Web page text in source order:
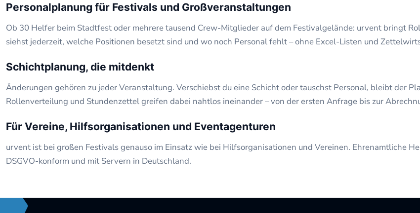
Personalplanung für Festivals und Großveranstaltungen
Ob 30 Helfer beim Stadtfest oder mehrere tausend Crew-Mitglieder auf dem Festivalgelände: urvent bringt
siehst jederzeit, welche Positionen besetzt sind und wo noch Personal fehlt – ohne Excel-Listen und
Schichtplanung, die mitdenkt
Änderungen gehören zu jeder Veranstaltung. Verschiebst du eine Schicht oder tauschst Personal, bleibt der
Rollenverteilung und Stundenzettel greifen dabei nahtlos ineinander – von der ersten Anfrage bis zur
Für Vereine, Hilfsorganisationen und Eventagenturen
urvent ist bei großen Festivals genauso im Einsatz wie bei Hilfsorganisationen und Vereinen. Ehrenamtliche
DSGVO-konform und mit Servern in Deutschland.